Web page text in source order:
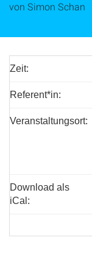
von Simon Schan
Zeit:
Referent*in:
Veranstaltungsort:
Download als
iCal: